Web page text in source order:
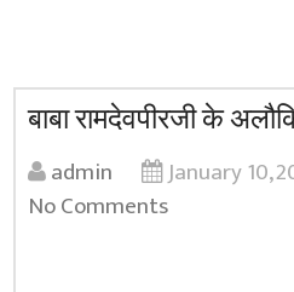
बाबा रामदेवपीरजी के
admin January 10,
No Comments